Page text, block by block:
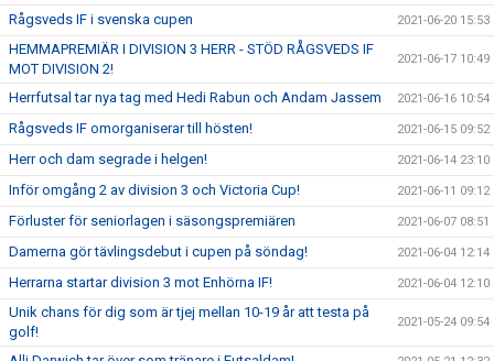
Rågsveds IF i svenska cupen 2021-06-20 15:53
HEMMAPREMIÄR I DIVISION 3 HERR - STÖD RÅGSVEDS IF
MOT DIVISION 2!
2021-06-17 10:49
Herrfutsal tar nya tag med Hedi Rabun och Andam Jassem 2021-06-16 10:54
Rågsveds IF omorganiserar till hösten! 2021-06-15 09:52
Herr och dam segrade i helgen! 2021-06-14 23:10
Inför omgång 2 av division 3 och Victoria Cup! 2021-06-11 09:12
Förluster för seniorlagen i säsongspremiären 2021-06-07 08:51
Damerna gör tävlingsdebut i cupen på söndag! 2021-06-04 12:14
Herrarna startar division 3 mot Enhörna IF! 2021-06-04 12:10
Unik chans för dig som är tjej mellan 10-19 år att testa på
golf!
2021-05-24 09:54